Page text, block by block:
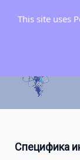
Специфика
This site uses